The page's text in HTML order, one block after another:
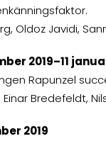
Oldoz Javidi,
2019–11
Rapunzel
Bredefeldt,
2019